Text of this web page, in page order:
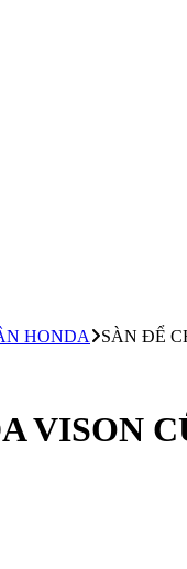
HONDA SÀN ĐỂ
VISON